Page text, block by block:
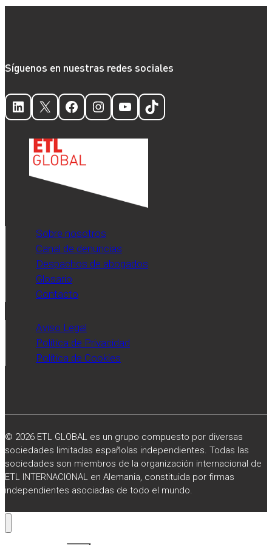
Síguenos en nuestras redes sociales
LinkedIn
X Facebook
Instagram
YouTube
TikTok
Sobre nosotros
Canal de denuncias
Despachos de abogados
Glosario
Contacto
Aviso Legal
Política de Privacidad
Política de Cookies
© 2026 ETL GLOBAL es un grupo compuesto por diversas
sociedades limitadas españolas independientes. Todas las
sociedades son miembros de la organización internacional de
ETL INTERNACIONAL en Alemania, constituida por firmas
independientes asociadas de todo el mundo.